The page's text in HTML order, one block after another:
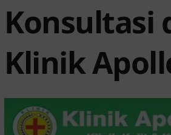
Konsultasi
Klinik